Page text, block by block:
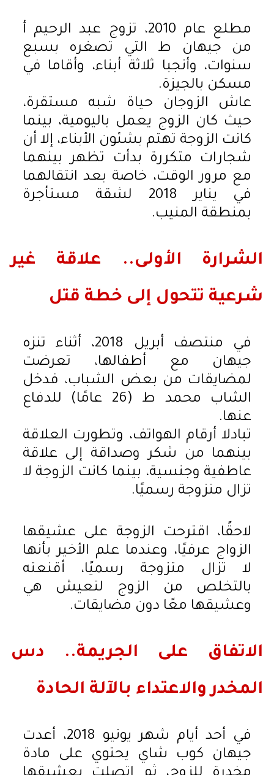
مطلع عام 2010، تزوج عبد الرحيم أ
من جيهان ط التي تصغره بسبع
سنوات، وأنجبا ثلاثة أبناء، وأقاما في
مسكن بالجيزة.
عاش الزوجان حياة شبه مستقرة،
حيث كان الزوج يعمل باليومية، بينما
كانت الزوجة تهتم بشئون الأبناء، إلا أن
شجارات متكررة بدأت تظهر بينهما
مع مرور الوقت، خاصة بعد انتقالهما
في يناير 2018 لشقة مستأجرة
بمنطقة المنيب.
الشرارة الأولى.. علاقة غير
شرعية تتحول إلى خطة قتل
في منتصف أبريل 2018، أثناء تنزه
جيهان مع أطفالها، تعرضت
لمضايقات من بعض الشباب، فدخل
الشاب محمد ط (26 عامًا) للدفاع
عنها.
تبادلا أرقام الهواتف، وتطورت العلاقة
بينهما من شكر وصداقة إلى علاقة
عاطفية وجنسية، بينما كانت الزوجة لا
تزال متزوجة رسميًا.
لاحقًا، اقترحت الزوجة على عشيقها
الزواج عرفيًا، وعندما علم الأخير بأنها
لا تزال متزوجة رسميًا، أقنعته
بالتخلص من الزوج لتعيش هي
وعشيقها معًا دون مضايقات.
الاتفاق على الجريمة.. دس
المخدر والاعتداء بالآلة الحادة
في أحد أيام شهر يونيو 2018، أعدت
جيهان كوب شاي يحتوي على مادة